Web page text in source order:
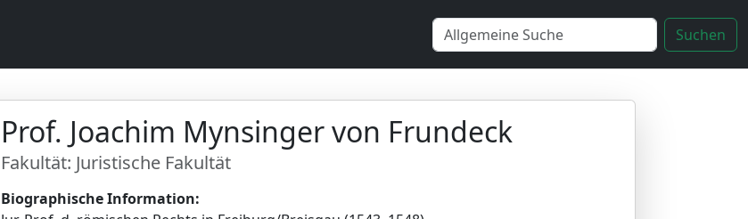
Suchen
Prof. Joachim Mynsinger von Frundeck
Fakultät: Juristische Fakultät
Biographische Information: